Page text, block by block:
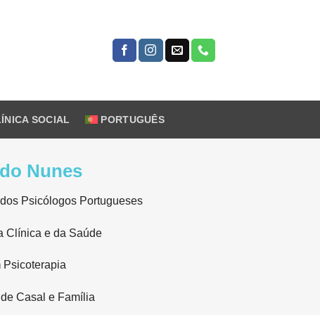
SOCIAL PORTUGUÊS
Nunes
Psicólogos Portugueses
Clínica e da Saúde
Psicoterapia
Casal e Família